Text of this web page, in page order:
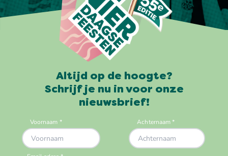
Altijd op de hoogte?
Schrijf je nu in voor onze
nieuwsbrief!